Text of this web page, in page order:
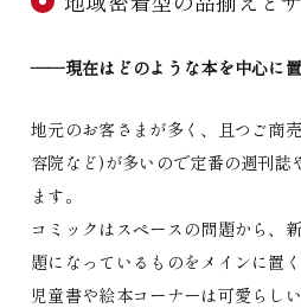
――現在はどのような本を中心に
地元のお客さまが多く、且つご商
容院など)が多いので定番の週刊誌
ます。
コミックはスペースの問題から、
題になっているものをメインに置
児童書や絵本コーナーは可愛らし